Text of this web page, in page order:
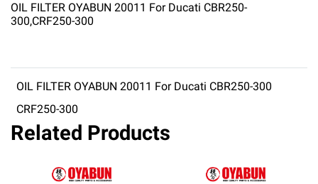
OIL FILTER OYABUN 20011 For Ducati CBR250-
300,CRF250-300
OIL FILTER OYABUN 20011 For Ducati CBR250-300
CRF250-300
Related Products